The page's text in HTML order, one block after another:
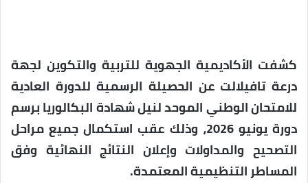
كشفت الأكاديمية الجهوية للتربية والتكوين لجهة
درعة تافيلالت عن الحصيلة الرسمية للدورة العادية
للامتحان الوطني الموحد لنيل شهادة البكالوريا برسم
دورة يونيو 2026، وذلك عقب استكمال جميع مراحل
التصحيح والمداولات وإعلان النتائج النهائية وفق
المساطر التنظيمية المعتمدة.